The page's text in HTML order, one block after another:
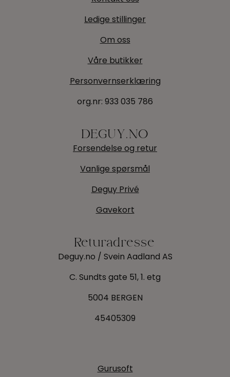
Ledige stillinger
Om oss
Våre butikker
Personvernserklæring
org.nr: 933 035 786
Forsendelse og retur
Vanlige spørsmål
Deguy Privé
Gavekort
Deguy.no / Svein Aadland AS
C. Sundts gate 51, 1. etg
5004 BERGEN
45405309
Gurusoft